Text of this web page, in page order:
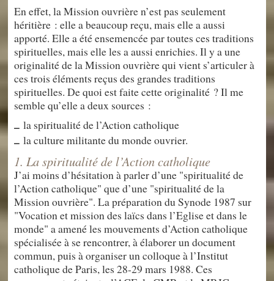
En effet, la Mission ouvrière n’est pas seulement
héritière : elle a beaucoup reçu, mais elle a aussi
apporté. Elle a été ensemencée par toutes ces traditions
spirituelles, mais elle les a aussi enrichies. Il y a une
originalité de la Mission ouvrière qui vient s’articuler à
ces trois éléments reçus des grandes traditions
spirituelles. De quoi est faite cette originalité ? Il me
semble qu’elle a deux sources :
– la spiritualité de l’Action catholique
– la culture militante du monde ouvrier.
1. La spiritualité de l’Action catholique
J’ai moins d’hésitation à parler d’une "spiritualité de
l’Action catholique" que d’une "spiritualité de la
Mission ouvrière". La préparation du Synode 1987 sur
"Vocation et mission des laïcs dans l’Eglise et dans le
monde" a amené les mouvements d’Action catholique
spécialisée à se rencontrer, à élaborer un document
commun, puis à organiser un colloque à l’Institut
catholique de Paris, les 28-29 mars 1988. Ces